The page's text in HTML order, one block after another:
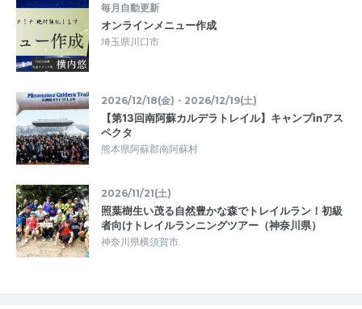
毎月自動更新
オンラインメニュー作成
埼玉県川口市
2026/12/18(金)・2026/12/19(土)
【第13回南阿蘇カルデラトレイル】キャンプinアス
ペクタ
熊本県阿蘇郡南阿蘇村
2026/11/21(土)
照葉樹生い茂る自然豊かな森でトレイルラン！初級
者向けトレイルランニングツアー（神奈川県）
神奈川県横須賀市